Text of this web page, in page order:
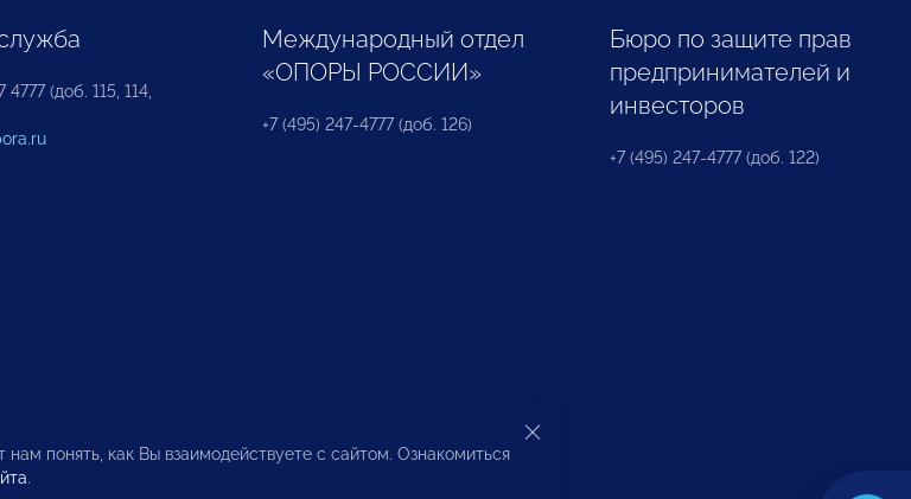
4777 (доб. 115, 114,
Международный отдел
«ОПОРЫ РОССИИ»
+7 (495) 247-4777 (доб. 126)
Бюро по защите прав
предпринимателей и
инвесторов
+7 (495) 247-4777 (доб. 122)
понять, как Вы взаимодействуете с сайтом. Ознакомиться
.